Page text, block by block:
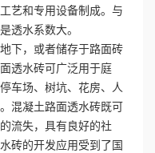
艺和专用设备制成。与
透水系数大。
下，或者储存于路面砖
透水砖可广泛用于庭
车场、树坑、花房、人
混凝土路面透水砖既可
流失，具有良好的社
砖的开发应用受到了国